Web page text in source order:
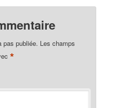
pas publiée. Les champs
*